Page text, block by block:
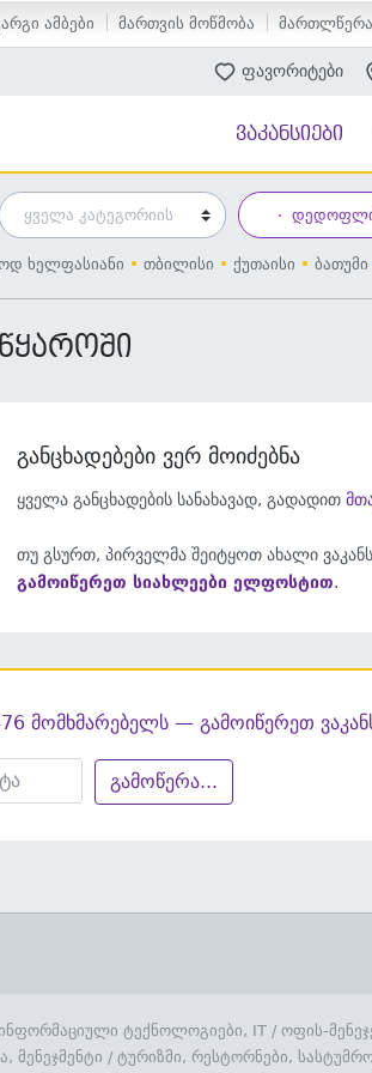
ამბები მართვის მოწმობა მართლწერა
ფავორიტები
ვაკანსიები
ხელფასიანი თბილისი ქუთაისი ბათუმი
განცხადებები ვერ მოიძებნა
ყველა განცხადების სანახავად, გადადით
თუ გსურთ, პირველმა შეიტყოთ ახალი
გამოიწერეთ სიახლეები ელფოსტით.
მომხმარებელს — გამოიწერეთ
გამოწერა...
ტექნოლოგიები, IT / ოფის-
მენეჯმენტი / ტურიზმი, რესტორნები,